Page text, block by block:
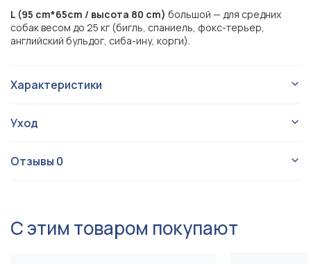
L (95 cm*65cm / высота 80 cm) большой — для средних
собак весом до 25 кг (бигль, спаниель, фокс-терьер,
английский бульдог, сиба-ину, корги).
Характеристики
Серия
Разборные, Со съемным
Уход
Можно стирать чехол и наполнитель.
Можно производить сухую чистку пылесосом, чистить
Отзывы 0
С этим товаром покупают